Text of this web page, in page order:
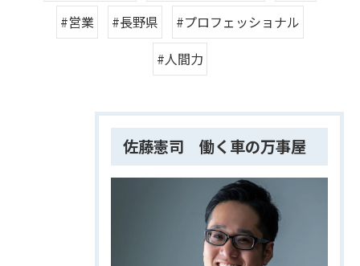
#営業 #長野県
#プロフェッショナル
#人間力
佐藤憲司 働く車の万事屋